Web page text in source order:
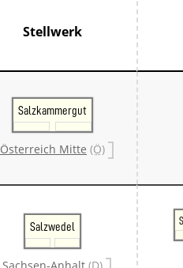
Stellwerk
Salzkammergut
Österreich Mitte (Ö)
Salzwedel